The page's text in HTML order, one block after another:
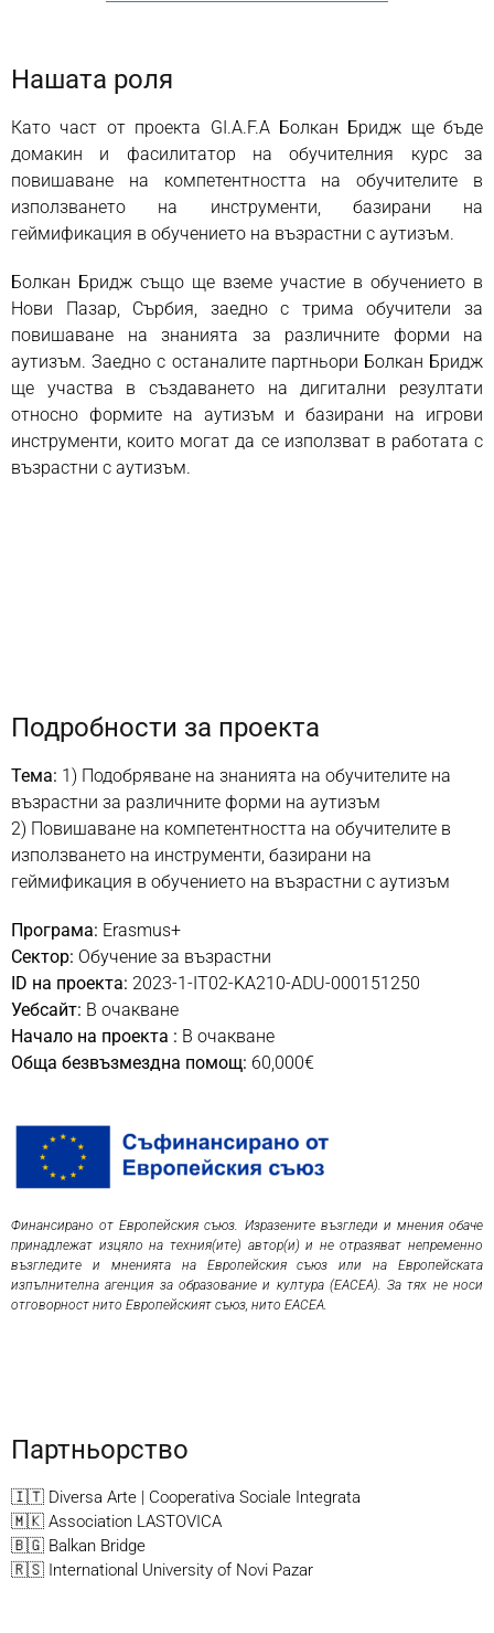
Нашата роля
Като част от проекта GI.A.F.A Болкан Бридж ще бъде
домакин и фасилитатор на обучителния курс за
повишаване на компетентността на обучителите в
използването на инструменти, базирани на
геймификация в обучението на възрастни с аутизъм.
Болкан Бридж също ще вземе участие в обучението в
Нови Пазар, Сърбия, заедно с трима обучители за
повишаване на знанията за различните форми на
аутизъм. Заедно с останалите партньори Болкан Бридж
ще участва в създаването на дигитални резултати
относно формите на аутизъм и базирани на игрови
инструменти, които могат да се използват в работата с
възрастни с аутизъм.
Подробности за проекта
Тема: 1) Подобряване на знанията на обучителите на
възрастни за различните форми на аутизъм
2) Повишаване на компетентността на обучителите в
използването на инструменти, базирани на
геймификация в обучението на възрастни с аутизъм
Програма: Erasmus+
Сектор: Обучение за възрастни
ID на проекта: 2023-1-IT02-KA210-ADU-000151250
Уебсайт: В очакване
Начало на проекта : В очакване
Обща безвъзмездна помощ: 60,000€
Финансирано от Европейския съюз. Изразените възгледи и мнения обаче
принадлежат изцяло на техния(ите) автор(и) и не отразяват непременно
възгледите и мненията на Европейския съюз или на Европейската
изпълнителна агенция за образование и култура (EACEA). За тях не носи
отговорност нито Европейският съюз, нито EACEA.
Партньорство
🇮🇹 Diversa Arte | Cooperativa Sociale Integrata
🇲🇰 Association LASTOVICA
🇧🇬 Balkan Bridge
🇷🇸 International University of Novi Pazar